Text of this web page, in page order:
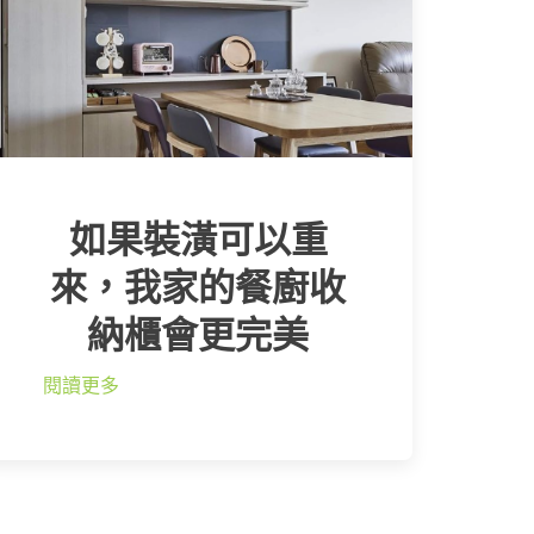
如果裝潢可以重
來，我家的餐廚收
納櫃會更完美
閱讀更多